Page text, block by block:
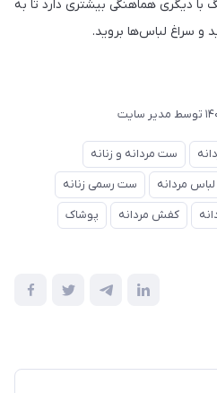
با دیگری هماهنگی بیشتری دارد تا به
و سراغ‌ لباس‌ها بروید.
توسط مدیر سایت
ست مردانه و زنانه
لباس مردانه
ست رسمی زنانه
کفش مردانه
پوشاک